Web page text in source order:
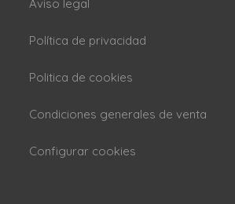
Aviso legal
Política de privacidad
Politica de cookies
Condiciones generales de venta
Configurar cookies